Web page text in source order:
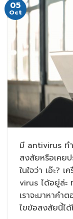
05
Oct
มี antivirus ท
สงสัยหรือเคย
ในใจว่า เอ๊ะ?
virus ได้อยู่ล่ะ
เราจะมาหาคำ
ไขข้อสงสัยนี้ไ